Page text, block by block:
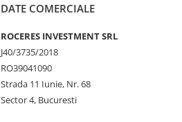
DATE COMERCIALE
ROCERES INVESTMENT SRL
J40/3735/2018
RO39041090
Strada 11 Iunie, Nr. 68
Sector 4, Bucuresti